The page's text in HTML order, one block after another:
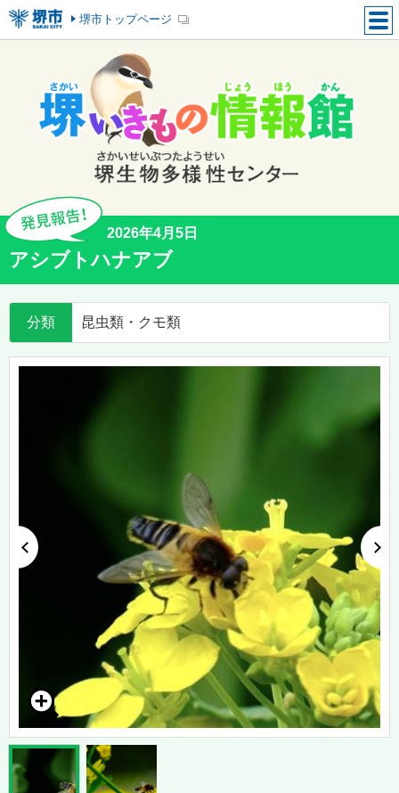
堺市トップページ
2026年4月5日
アシブトハナアブ
分類 昆虫類・クモ類